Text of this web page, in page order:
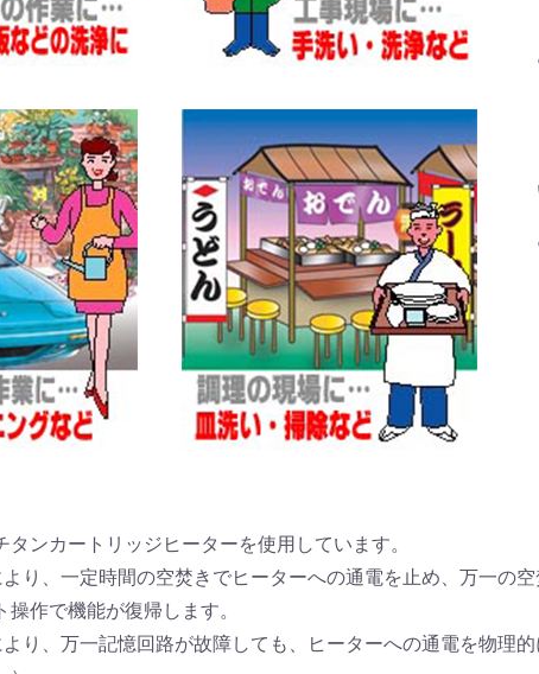
ンカートリッジヒーターを使用しています。
り、一定時間の空焚きでヒーターへの通電を止め、万一の
作で機能が復帰します。
り、万一記憶回路が故障しても、ヒーターへの通電を物理